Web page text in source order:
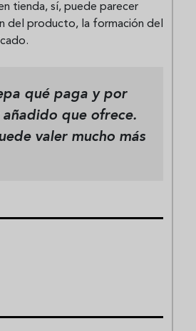
tienda, sí, puede parecer
del producto, la formación del
qué paga y por
que ofrece.
valer mucho más